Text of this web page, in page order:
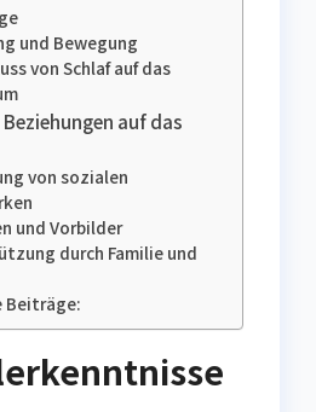
und Bewegung
von Schlaf auf das
auf das
von sozialen
und Vorbilder
durch Familie und
Beiträge: